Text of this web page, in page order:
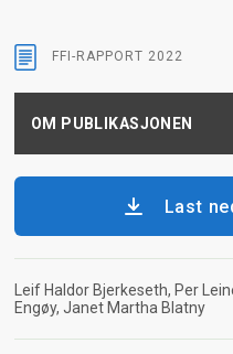
FFI-RAPPORT 2022
OM PUBLIKASJONEN
Last
Leif Haldor Bjerkeseth Per
Engøy Janet Martha Blatny